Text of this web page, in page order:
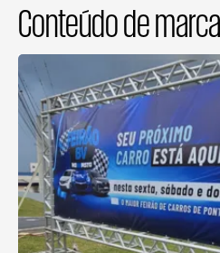
Conteúdo de marca